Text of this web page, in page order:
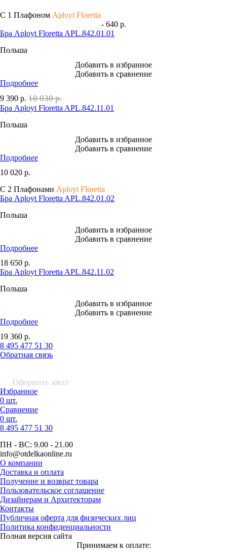
С 1 Плафоном Aployt Floretta
- 640 р.
Бра Aployt Floretta APL.842.01.01
Польша
Добавить в избранное
Добавить в сравнение
Подробнее
9 390 р. 10 030 р.
Бра Aployt Floretta APL.842.11.01
Польша
Добавить в избранное
Добавить в сравнение
Подробнее
10 020 р.
С 2 Плафонами Aployt Floretta
Бра Aployt Floretta APL.842.01.02
Польша
Добавить в избранное
Добавить в сравнение
Подробнее
18 650 р.
Бра Aployt Floretta APL.842.11.02
Польша
Добавить в избранное
Добавить в сравнение
Подробнее
19 360 р.
8 495 477 51 30
Обратная связь
Оформить заказ
Избранное
0 шт.
Сравнение
0 шт.
8 495 477 51 30
ПН - ВС: 9.00 - 21.00
info@otdelkaonline.ru
О компании
Доставка и оплата
Получение и возврат товара
Пользовательское соглашение
Дизайнерам и Архитекторам
Контакты
Публичная оферта для физических лиц
Политика конфиденциальности
Полная версия сайта
Принимаем к оплате: